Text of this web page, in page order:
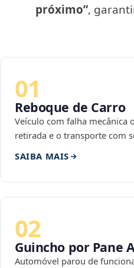
próximo”,
01
Reboque de Carro
Veículo com falha mecânica
retirada e o transporte com
SAIBA MAIS
02
Guincho por Pane
Automóvel parou de